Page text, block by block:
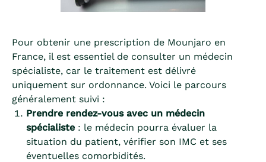
Pour obtenir une prescription de Mounjaro en
France, il est essentiel de consulter un médecin
spécialiste, car le traitement est délivré
uniquement sur ordonnance. Voici le parcours
généralement suivi :
Prendre rendez-vous avec un médecin
spécialiste : le médecin pourra évaluer la
situation du patient, vérifier son IMC et ses
éventuelles comorbidités.